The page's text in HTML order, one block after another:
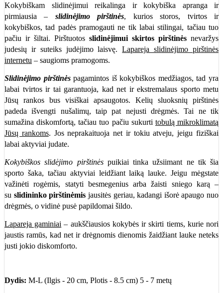
Kokybiškam slidinėjimui reikalinga ir kokybiška apranga ir
pirmiausia – slidinėjimo pirštinės, kurios storos, tvirtos ir
kokybiškos, tad padės pramogauti ne tik labai stilingai, tačiau tuo
pačiu ir šiltai. Pirštuotos slidinėjimui skirtos pirštinės nevaržys
judesių ir suteiks judėjimo laisvę.Lapareja slidinėjimo pirštinės
internetu – saugioms pramogoms.
Slidinėjimo pirštinėspagamintos iš kokybiškos medžiagos, tad yra
labai tvirtos ir tai garantuoja, kad net ir ekstremalaus sporto metu
Jūsų rankos bus visiškai apsaugotos. Kelių sluoksnių pirštinės
padeda išvengti nušalimų, taip pat nejusti drėgmės. Tai ne tik
sumažina diskomfortą, tačiau tuo pačiu sukurti tobulą mikroklimatą
Jūsų rankoms. Jos neprakaituoja net ir tokiu atveju, jeigu fiziškai
labai aktyviai judate.
Kokybiškos slidėjimo pirštinėspuikiai tinka užsiimant ne tik šia
sporto šaka, tačiau aktyviai leidžiant laiką lauke. Jeigu mėgstate
važinėti rogėmis, statyti besmegenius arba žaisti sniego karą –
su slidininko pirštinėmis jausitės geriau, kadangi išorė apaugo nuo
drėgmės, o vidinė pusė papildomai šildo.
Lapareja gaminiai – aukščiausios kokybės ir skirti tiems, kurie nori
jaustis ramūs, kad net ir drėgnomis dienomis žaidžiant lauke neteks
justi jokio diskomforto.
Dydis: M-L (Ilgis - 20 cm, Plotis - 8.5 cm) 5 - 7 metų